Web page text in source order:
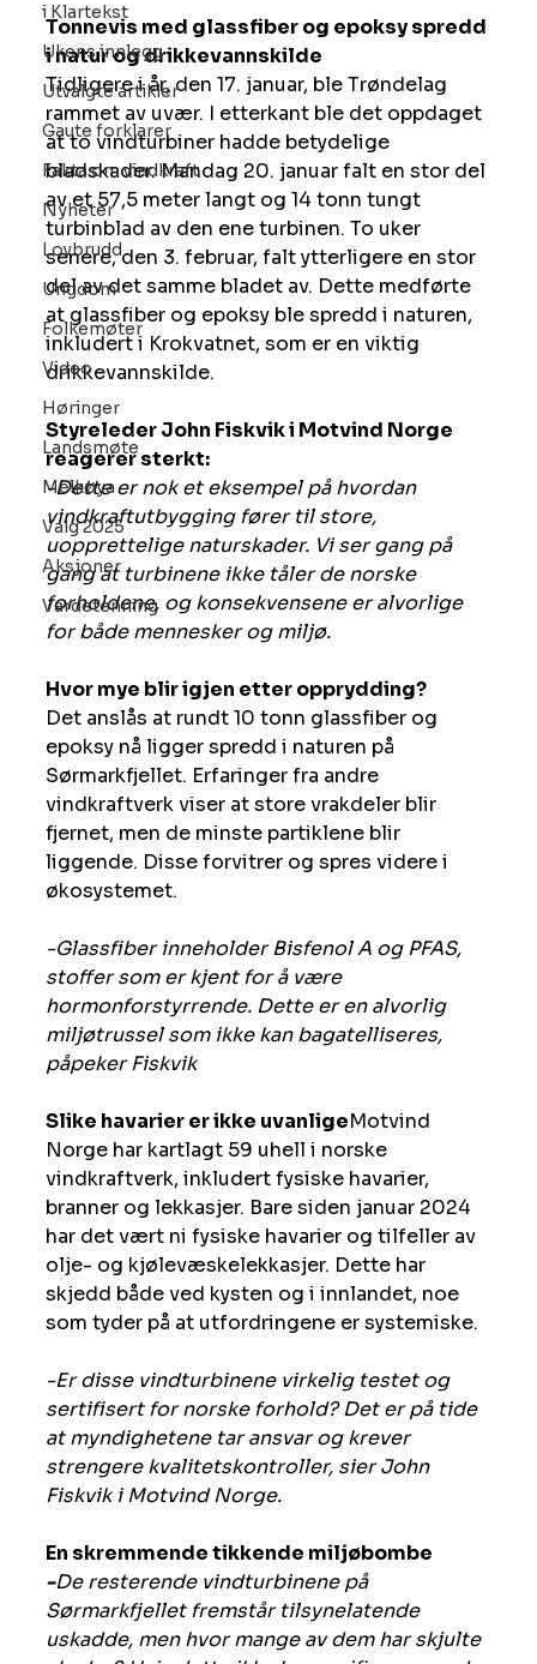
i Klartekst
Ukens innlegg
Utvalgte artikler
Gaute forklarer
Fakta om vindkraft
Nyheter
Lovbrudd
Ungdom
Folkemøter
Video
Høringer
Landsmøte
Melkøya
Valg 2025
Aksjoner
Vardetenning
Tonnevis med glassfiber og epoksy spredd
i natur og drikkevannskilde
Tidligere i år, den 17. januar, ble Trøndelag
rammet av uvær. I etterkant ble det oppdaget
at to vindturbiner hadde betydelige
bladskader. Mandag 20. januar falt en stor del
av et 57,5 meter langt og 14 tonn tungt
turbinblad av den ene turbinen. To uker
senere, den 3. februar, falt ytterligere en stor
del av det samme bladet av. Dette medførte
at glassfiber og epoksy ble spredd i naturen,
inkludert i Krokvatnet, som er en viktig
drikkevannskilde.
Styreleder John Fiskvik i Motvind Norge
reagerer sterkt:
-Dette er nok et eksempel på hvordan
vindkraftutbygging fører til store,
uopprettelige naturskader. Vi ser gang på
gang at turbinene ikke tåler de norske
forholdene, og konsekvensene er alvorlige
for både mennesker og miljø.
Hvor mye blir igjen etter opprydding?
Det anslås at rundt 10 tonn glassfiber og
epoksy nå ligger spredd i naturen på
Sørmarkfjellet. Erfaringer fra andre
vindkraftverk viser at store vrakdeler blir
fjernet, men de minste partiklene blir
liggende. Disse forvitrer og spres videre i
økosystemet.
-Glassfiber inneholder Bisfenol A og PFAS,
stoffer som er kjent for å være
hormonforstyrrende. Dette er en alvorlig
miljøtrussel som ikke kan bagatelliseres,
påpeker Fiskvik
Slike havarier er ikke uvanligeMotvind
Norge har kartlagt 59 uhell i norske
vindkraftverk, inkludert fysiske havarier,
branner og lekkasjer. Bare siden januar 2024
har det vært ni fysiske havarier og tilfeller av
olje- og kjølevæskelekkasjer. Dette har
skjedd både ved kysten og i innlandet, noe
som tyder på at utfordringene er systemiske.
-Er disse vindturbinene virkelig testet og
sertifisert for norske forhold? Det er på tide
at myndighetene tar ansvar og krever
strengere kvalitetskontroller, sier John
Fiskvik i Motvind Norge.
En skremmende tikkende miljøbombe
-De resterende vindturbinene på
Sørmarkfjellet fremstår tilsynelatende
uskadde, men hvor mange av dem har skjulte